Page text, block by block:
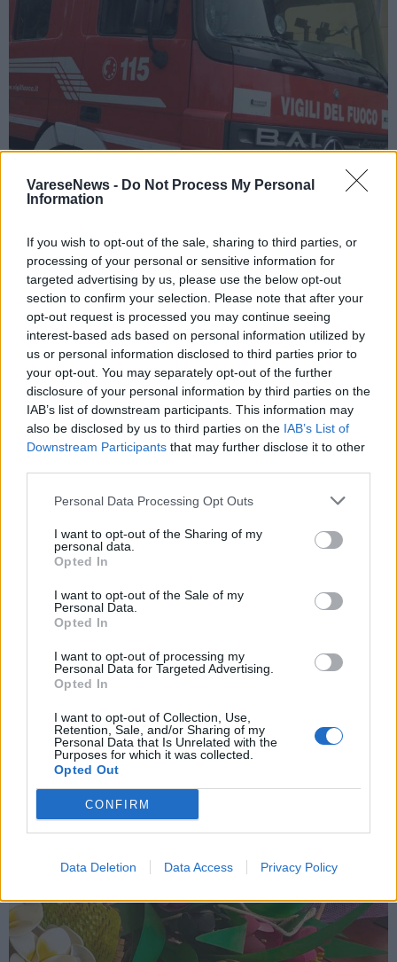
VareseNews - Do Not Process My Personal
Information
If you wish to opt-out of the sale, sharing to third parties, or
processing of your personal or sensitive information for
targeted advertising by us, please use the below opt-out
section to confirm your selection. Please note that after your
opt-out request is processed you may continue seeing
interest-based ads based on personal information utilized by
us or personal information disclosed to third parties prior to
your opt-out. You may separately opt-out of the further
disclosure of your personal information by third parties on the
IAB’s list of downstream participants. This information may
also be disclosed by us to third parties on the IAB’s List of
Downstream Participants that may further disclose it to other
Personal Data Processing Opt Outs
I want to opt-out of the Sharing of my
personal data.
Opted In
I want to opt-out of the Sale of my
Personal Data.
Opted In
I want to opt-out of processing my
Personal Data for Targeted Advertising.
Opted In
I want to opt-out of Collection, Use,
Retention, Sale, and/or Sharing of my
Personal Data that Is Unrelated with the
Purposes for which it was collected.
Opted Out
CONFIRM
Data Deletion Data Access Privacy Policy
Prende fuoco un condizionatore, vigili
del fuoco in azione in centro a Casorate
Sempione
CASORATE SEMPIONE
Al Girasole di Somma si festeggiano i 104
anni di Enrica, la più longeva cittadina di
Casorate Sempione